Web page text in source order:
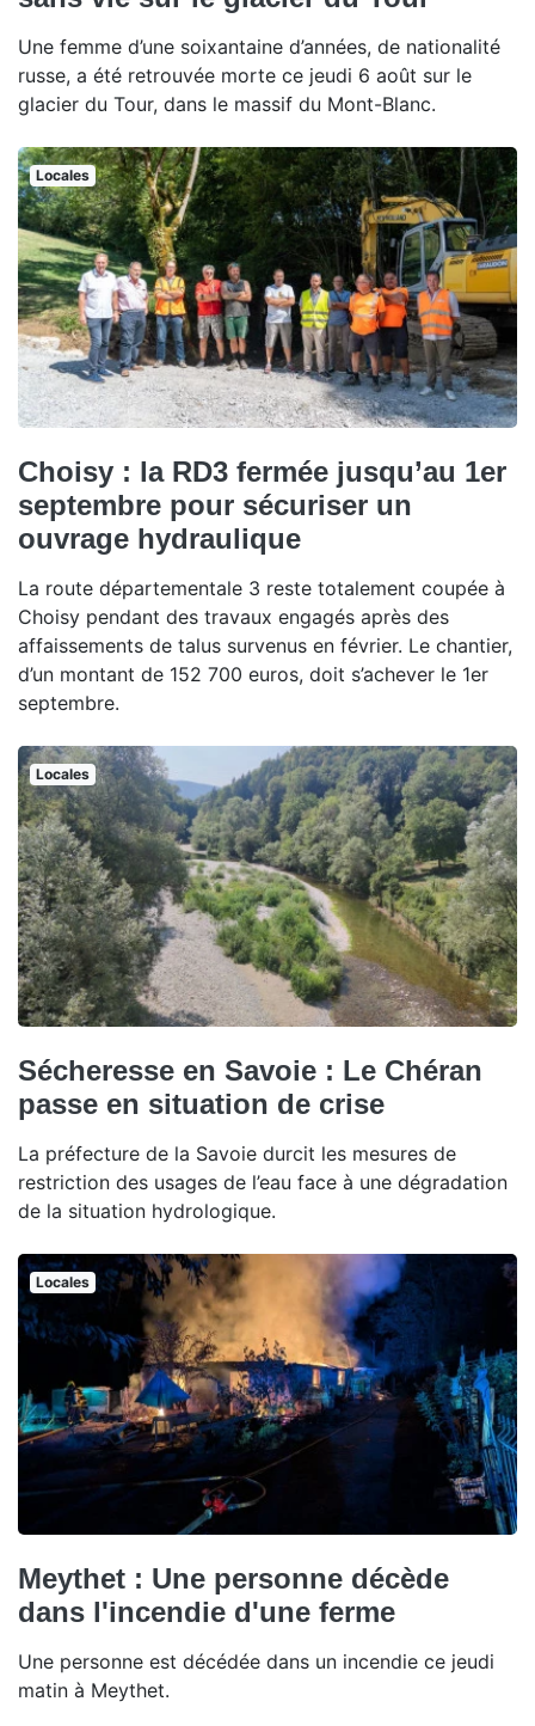
Une femme d’une soixantaine d’années, de nationalité
russe, a été retrouvée morte ce jeudi 6 août sur le
glacier du Tour, dans le massif du Mont-Blanc.
Locales
Choisy : la RD3 fermée jusqu’au 1er
septembre pour sécuriser un
ouvrage hydraulique
La route départementale 3 reste totalement coupée à
Choisy pendant des travaux engagés après des
affaissements de talus survenus en février. Le chantier,
d’un montant de 152 700 euros, doit s’achever le 1er
septembre.
Locales
Sécheresse en Savoie : Le Chéran
passe en situation de crise
La préfecture de la Savoie durcit les mesures de
restriction des usages de l’eau face à une dégradation
de la situation hydrologique.
Locales
Meythet : Une personne décède
dans l'incendie d'une ferme
Une personne est décédée dans un incendie ce jeudi
matin à Meythet.